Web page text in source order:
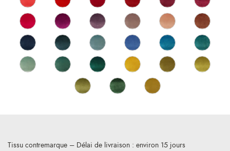
Tissu contremarque – Délai de livraison : environ 15 jours